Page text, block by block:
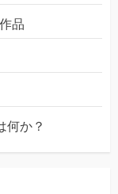
品
何か？